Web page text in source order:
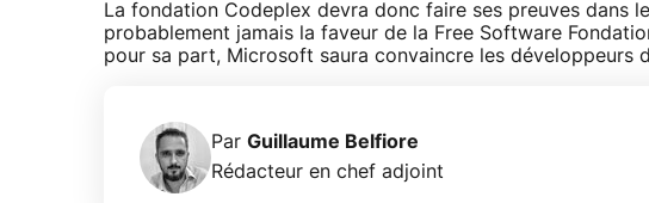
La fondation Codeplex devra donc faire ses preuves dans
probablement jamais la faveur de la Free Software
pour sa part, Microsoft saura convaincre les développeurs
Par Guillaume Belfiore
Rédacteur en chef adjoint